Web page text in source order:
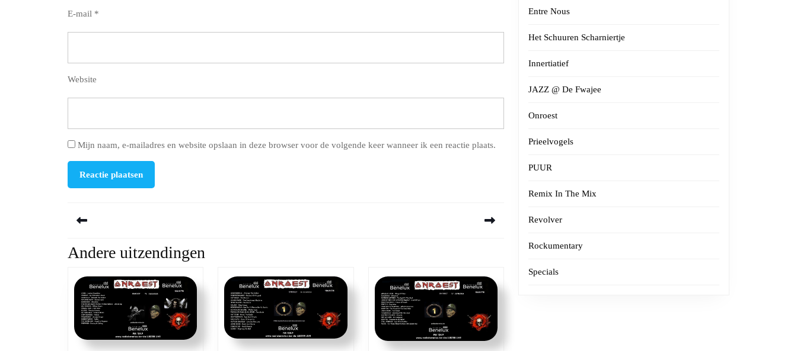
E-mail *
Website
Mijn naam, e-mailadres en website opslaan in deze browser voor de volgende keer wanneer ik een reactie plaats.
Previous
Andere uitzendingen
Entre Nous
Het Schuuren Scharniertje
Innertiatief
JAZZ @ De Fwajee
Onroest
Prieelvogels
PUUR
Remix In The Mix
Revolver
Rockumentary
Specials